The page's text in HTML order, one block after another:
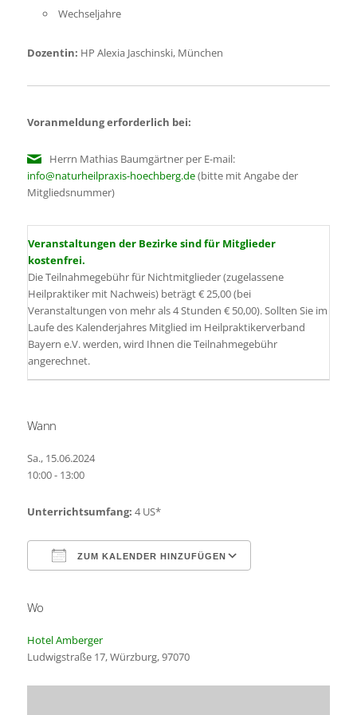
Wechseljahre
Dozentin: HP Alexia Jaschinski, München
Voranmeldung erforderlich bei:
Herrn Mathias Baumgärtner per E-mail:
info@naturheilpraxis-hoechberg.de(bitte mit Angabe der
Mitgliedsnummer)
Veranstaltungen der Bezirke sind für Mitglieder
kostenfrei.
Die Teilnahmegebühr für Nichtmitglieder (zugelassene
Heilpraktiker mit Nachweis) beträgt € 25,00 (bei
Veranstaltungen von mehr als 4 Stunden € 50,00). Sollten Sie im
Laufe des Kalenderjahres Mitglied im Heilpraktikerverband
Bayern e.V. werden, wird Ihnen die Teilnahmegebühr
angerechnet.
Wann
Sa., 15.06.2024
10:00 - 13:00
Unterrichtsumfang: 4 US*
ZUM KALENDER HINZUFÜGEN
Wo
Hotel Amberger
Ludwigstraße 17, Würzburg, 97070